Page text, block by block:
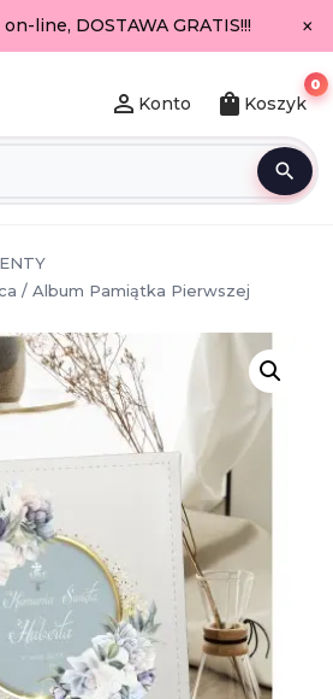
line, DOSTAWA GRATIS!!! ×
search
person_outline Konto shopping_bag Koszyk
0
/ Album Pamiątka Pierwszej